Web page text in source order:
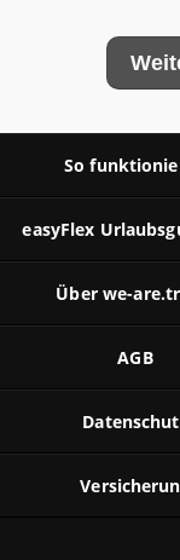
So
easyFlex
Über we-
AGB